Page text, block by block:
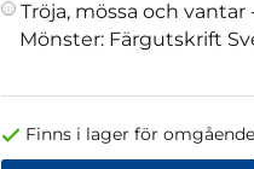
Tröja, mössa och vantar
Mönster: Färgutskrift
Finns i lager för